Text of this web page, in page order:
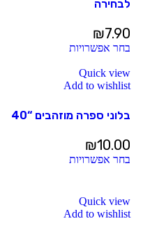
לבחירה
₪7.90
בחר אפשרויות
Quick view
Add to wishlist
בלוני ספרה מוזהבים “40
₪10.00
בחר אפשרויות
Quick view
Add to wishlist